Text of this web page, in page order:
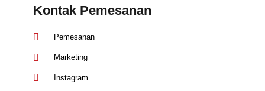
Kontak Pemesanan
Pemesanan
Marketing
Instagram